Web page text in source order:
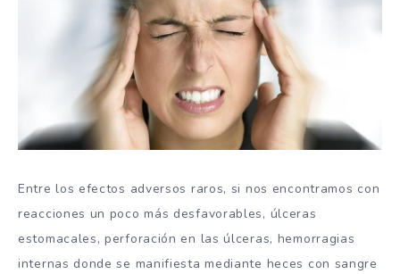
Entre los efectos adversos raros, si nos encontramos con
reacciones un poco más desfavorables, úlceras
estomacales, perforación en las úlceras, hemorragias
internas donde se manifiesta mediante heces con sangre